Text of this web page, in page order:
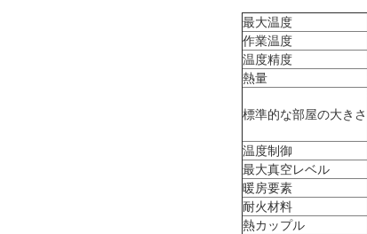
最大温度
作業温度
温度精度
熱量
標準的な部屋の大きさ
温度制御
最大真空レベル
暖房要素
耐火材料
熱カップル